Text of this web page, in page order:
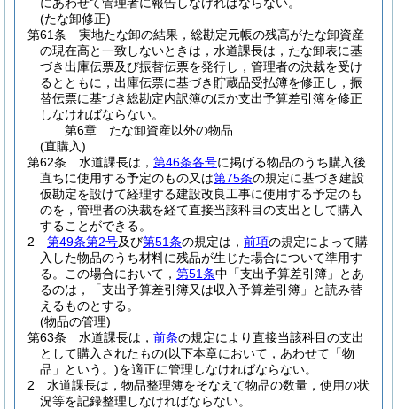
(たな卸修正)
第61条
実地たな卸の結果，総勘定元帳の残高がたな卸資産
の現在高と一致しないときは，水道課長は，たな卸表に基
づき出庫伝票及び振替伝票を発行し，管理者の決裁を受け
るとともに，出庫伝票に基づき貯蔵品受払簿を修正し，振
替伝票に基づき総勘定内訳簿のほか支出予算差引簿を修正
しなければならない。
第6章
たな卸資産以外の物品
(直購入)
第62条
水道課長は， 第46条各号に掲げる物品のうち購入後
直ちに使用する予定のもの又は第75条の規定に基づき建設
仮勘定を設けて経理する建設改良工事に使用する予定のも
のを，管理者の決裁を経て直接当該科目の支出として購入
することができる。
2
第49条第2号及び第51条の規定は， 前項の規定によって購
入した物品のうち材料に残品が生じた場合について準用す
る。
この場合において， 第51条中「支出予算差引簿」とあ
るのは，「支出予算差引簿又は収入予算差引簿」と読み替
えるものとする。
(物品の管理)
第63条
水道課長は， 前条の規定により直接当該科目の支出
として購入されたもの(以下本章において，あわせて「物
品」という。)を適正に管理しなければならない。
2
水道課長は，物品整理簿をそなえて物品の数量，使用の状
況等を記録整理しなければならない。